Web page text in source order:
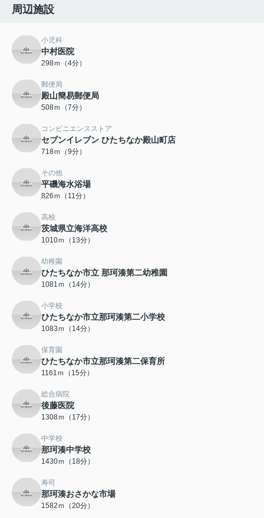
周辺施設
小児科
中村医院
298ｍ（4分）
郵便局
殿山簡易郵便局
508ｍ（7分）
コンビニエンスストア
セブンイレブン ひたちなか殿山町店
718ｍ（9分）
その他
平磯海水浴場
826ｍ（11分）
高校
茨城県立海洋高校
1010ｍ（13分）
幼稚園
ひたちなか市立 那珂湊第二幼稚園
1081ｍ（14分）
小学校
ひたちなか市立那珂湊第二小学校
1083ｍ（14分）
保育園
ひたちなか市立那珂湊第二保育所
1161ｍ（15分）
総合病院
後藤医院
1308ｍ（17分）
中学校
那珂湊中学校
1430ｍ（18分）
寿司
那珂湊おさかな市場
1582ｍ（20分）